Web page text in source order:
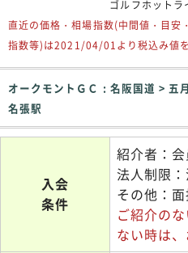
ゴルフホットラ
直近の価格・相場指数(中間値・目安
指数等)は2021/04/01より税込み値
オークモントＧＣ : 名阪国道 >
名張駅
入会
条件
紹介者：会
法人制限
その他：面
ご紹介の
ない時は